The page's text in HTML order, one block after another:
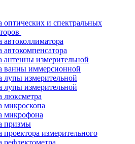
оптических и спектральных
автоколлиматора
автокомпенсатора
антенны измерительной
ванны иммерсионной
лупы измерительной
лупы измерительной
люксметра
микроскопа
микрофона
призмы
проектора измерительного
рефлектометра